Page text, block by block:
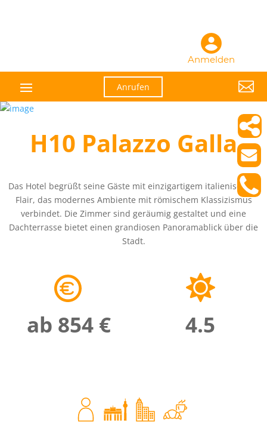
Anmelden
Anrufen 
H10 Palazzo Galla
Das Hotel begrüßt seine Gäste mit einzigartigem italienischem
Flair, das modernes Ambiente mit römischem Klassizismus
verbindet. Die Zimmer sind geräumig gestaltet und eine
Dachterrasse bietet einen grandiosen Panoramablick über die
Stadt.
ab 854 € 4.5